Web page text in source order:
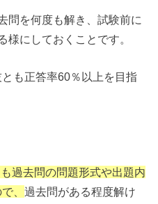
問を何度も解き、試験前に
様にしておくことです。
も正答率60％以上を目指
過去問の問題形式や出題内
で、過去問がある程度解け